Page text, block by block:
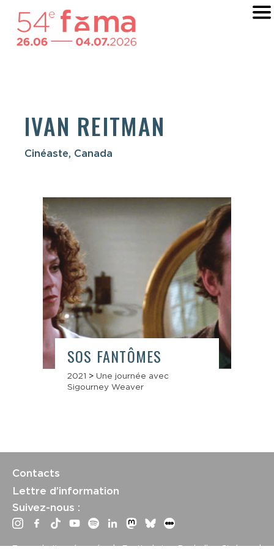
IVAN REITMAN
Cinéaste, Canada
SOS FANTÔMES
2021 > Une journée avec
Sigourney Weaver
Contacts
Lettre d’information
Suivez-nous :